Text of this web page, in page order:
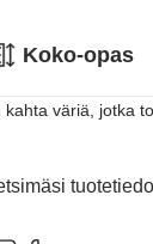
Koko-opas
väriä, jotka